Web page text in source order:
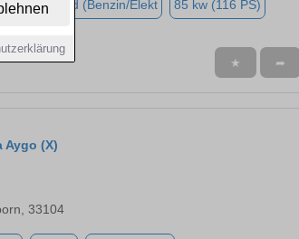
km Hybrid (Benzin/Elekt 85 kw (116 PS)
★ ➦
Aygo (X)
33104